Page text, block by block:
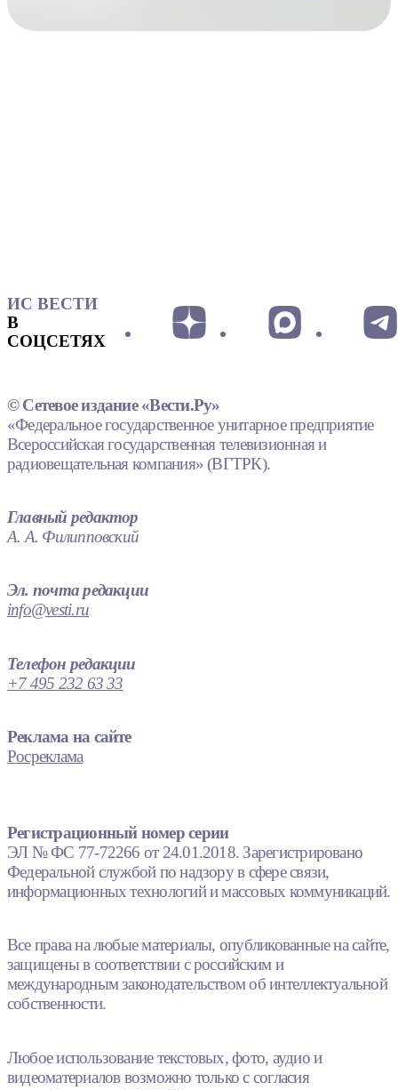
ИС ВЕСТИ
В
СОЦСЕТЯХ
© Сетевое издание «Вести.Ру»
«Федеральное государственное унитарное предприятие
Всероссийская государственная телевизионная и
радиовещательная компания» (ВГТРК).
Главный редактор
А. А. Филипповский
Эл. почта редакции
info@vesti.ru
Телефон редакции
+7 495 232 63 33
Реклама на сайте
Росреклама
Регистрационный номер серии
ЭЛ № ФС 77-72266 от 24.01.2018. Зарегистрировано
Федеральной службой по надзору в сфере связи,
информационных технологий и массовых коммуникаций.
Все права на любые материалы, опубликованные на сайте,
защищены в соответствии с российским и
международным законодательством об интеллектуальной
собственности.
Любое использование текстовых, фото, аудио и
видеоматериалов возможно только с согласия